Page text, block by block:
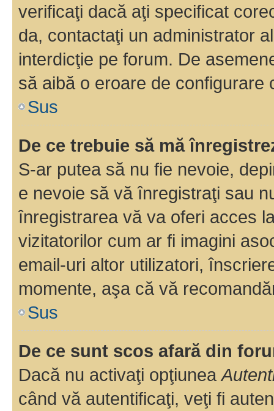
verificaţi dacă aţi specificat
da, contactaţi un administrator
interdicţie pe forum. De
să aibă o eroare de configurare
Sus
De ce trebuie să mă
S-ar putea să nu fie nevoie,
e nevoie să vă înregistraţi sau
înregistrarea vă va oferi acces
vizitatorilor cum ar fi imagini
email-uri altor utilizatori,
momente, aşa că vă
Sus
De ce sunt scos afară din
Dacă nu activaţi opţiunea
când vă autentificaţi, veţi fi